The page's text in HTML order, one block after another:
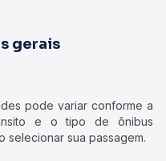
gerais
pode variar conforme a
e o tipo de ônibus
selecionar sua passagem.